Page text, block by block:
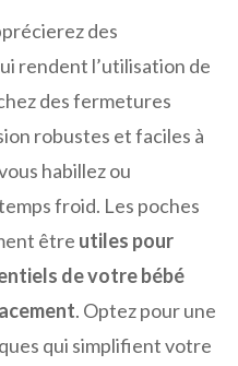
des
rendent l’utilisation de
des fermetures
robustes et faciles à
habillez ou
froid. Les poches
être utiles pour
de votre bébé
. Optez pour une
qui simplifient votre